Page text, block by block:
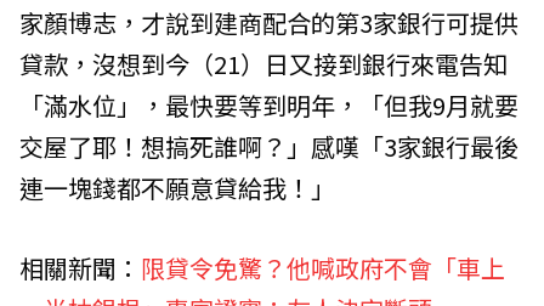
家顏博志，才說到建商配合的第3家銀行可提供
貸款，沒想到今（21）日又接到銀行來電告知
「滿水位」，最快要等到明年，「但我9月就要
交屋了耶！想搞死誰啊？」感嘆「3家銀行最後
連一塊錢都不願意貸給我！」
相關新聞： 限貸令免驚？他喊政府不會「車上